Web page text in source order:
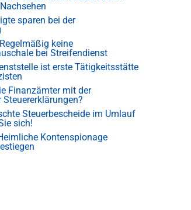
sparen bei der
keine
bei Streifendienst
ist erste Tätigkeitsstätte
Finanzämter mit der
Steuererklärungen?
Steuerbescheide im Umlauf
sich!
Kontenspionage